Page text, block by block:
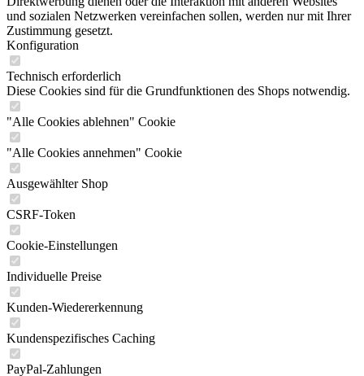
und sozialen Netzwerken vereinfachen sollen, werden nur mit Ihrer
Zustimmung gesetzt.
Konfiguration
Technisch erforderlich
Diese Cookies sind für die Grundfunktionen des Shops notwendig.
"Alle Cookies ablehnen" Cookie
"Alle Cookies annehmen" Cookie
Ausgewählter Shop
CSRF-Token
Cookie-Einstellungen
Individuelle Preise
Kunden-Wiedererkennung
Kundenspezifisches Caching
PayPal-Zahlungen